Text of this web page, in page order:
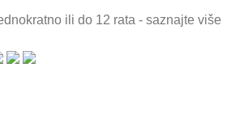
ili do 12 rata - saznajte više